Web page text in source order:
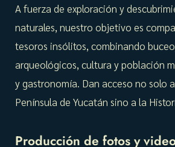
A fuerza de exploración y
naturales, nuestro objetivo es
tesoros insólitos, combinando
arqueológicos, cultura y población
y gastronomía. Dan acceso no solo
Península de Yucatán sino a la
Producción de fotos y